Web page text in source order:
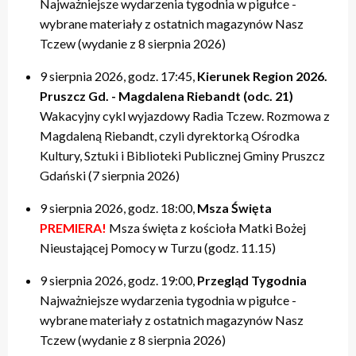
Najważniejsze wydarzenia tygodnia w pigułce -
wybrane materiały z ostatnich magazynów Nasz
Tczew (wydanie z 8 sierpnia 2026)
9 sierpnia 2026, godz. 17:45, Kierunek Region 2026.
Pruszcz Gd. - Magdalena Riebandt (odc. 21)
Wakacyjny cykl wyjazdowy Radia Tczew. Rozmowa z
Magdaleną Riebandt, czyli dyrektorką Ośrodka
Kultury, Sztuki i Biblioteki Publicznej Gminy Pruszcz
Gdański (7 sierpnia 2026)
9 sierpnia 2026, godz. 18:00, Msza Święta
PREMIERA! Msza święta z kościoła Matki Bożej
Nieustającej Pomocy w Turzu (godz. 11.15)
9 sierpnia 2026, godz. 19:00, Przegląd Tygodnia
Najważniejsze wydarzenia tygodnia w pigułce -
wybrane materiały z ostatnich magazynów Nasz
Tczew (wydanie z 8 sierpnia 2026)